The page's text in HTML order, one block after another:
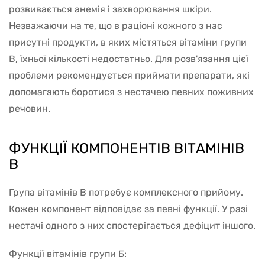
розвивається анемія і захворювання шкіри.
Незважаючи на те, що в раціоні кожного з нас
присутні продукти, в яких містяться вітаміни групи
В, їхньої кількості недостатньо. Для розв'язання цієї
проблеми рекомендується приймати препарати, які
допомагають боротися з нестачею певних поживних
речовин.
ФУНКЦІЇ КОМПОНЕНТІВ ВІТАМІНІВ
B
Група вітамінів В потребує комплексного прийому.
Кожен компонент відповідає за певні функції. У разі
нестачі одного з них спостерігається дефіцит іншого.
Функції вітамінів групи Б: